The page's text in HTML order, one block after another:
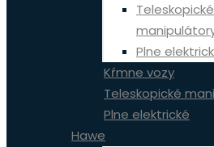
Teleskopické
Plne
Kŕmne vozy
Teleskopické
Plne elektrické
Hawe